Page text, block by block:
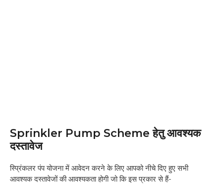
Sprinkler Pump Scheme हेतु आवश्यक
दस्तावेज
स्प्रिंकलर पंप योजना में आवेदन करने के लिए आपको नीचे दिए हुए सभी
आवश्यक दस्तावेजों की आवश्यकता होगी जो कि इस प्रकार से हैं-